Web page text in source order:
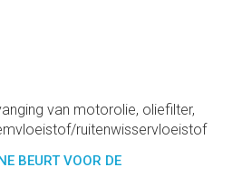
van motorolie, oliefilter,
ruitenwisservloeistof
BEURT VOOR DE